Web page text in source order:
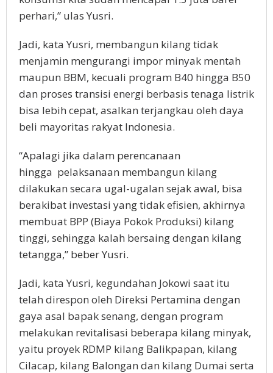
perhari,” ulas Yusri.
Jadi, kata Yusri, membangun kilang tidak
menjamin mengurangi impor minyak mentah
maupun BBM, kecuali program B40 hingga B50
dan proses transisi energi berbasis tenaga listrik
bisa lebih cepat, asalkan terjangkau oleh daya
beli mayoritas rakyat Indonesia.
“Apalagi jika dalam perencanaan
hingga pelaksanaan membangun kilang
dilakukan secara ugal-ugalan sejak awal, bisa
berakibat investasi yang tidak efisien, akhirnya
membuat BPP (Biaya Pokok Produksi) kilang
tinggi, sehingga kalah bersaing dengan kilang
tetangga,” beber Yusri.
Jadi, kata Yusri, kegundahan Jokowi saat itu
telah direspon oleh Direksi Pertamina dengan
gaya asal bapak senang, dengan program
melakukan revitalisasi beberapa kilang minyak,
yaitu proyek RDMP kilang Balikpapan, kilang
Cilacap, kilang Balongan dan kilang Dumai serta